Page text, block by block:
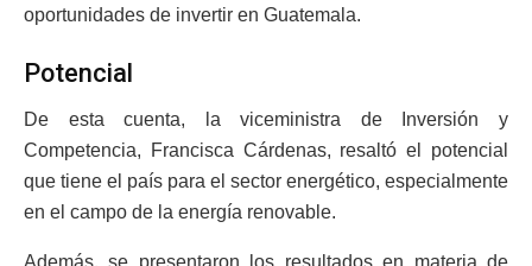
oportunidades de invertir en Guatemala.
Potencial
De esta cuenta, la viceministra de Inversión y
Competencia, Francisca Cárdenas, resaltó el potencial
que tiene el país para el sector energético, especialmente
en el campo de la energía renovable.
Además, se presentaron los resultados en materia de